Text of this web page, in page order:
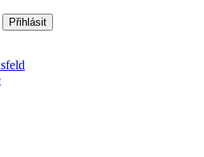
Přihlásit